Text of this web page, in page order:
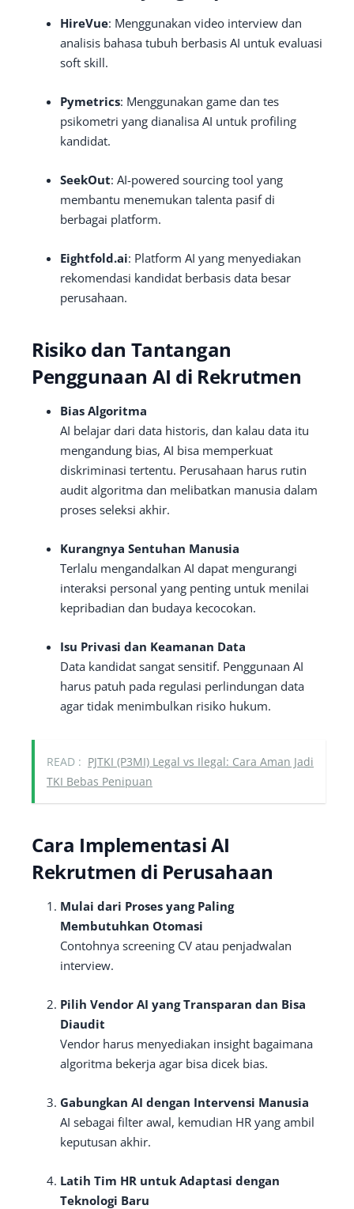
HireVue: Menggunakan video interview dan
analisis bahasa tubuh berbasis AI untuk evaluasi
soft skill.
Pymetrics: Menggunakan game dan tes
psikometri yang dianalisa AI untuk profiling
kandidat.
SeekOut: AI-powered sourcing tool yang
membantu menemukan talenta pasif di
berbagai platform.
Eightfold.ai: Platform AI yang menyediakan
rekomendasi kandidat berbasis data besar
perusahaan.
Risiko dan Tantangan
Penggunaan AI di Rekrutmen
Bias Algoritma
AI belajar dari data historis, dan kalau data itu
mengandung bias, AI bisa memperkuat
diskriminasi tertentu. Perusahaan harus rutin
audit algoritma dan melibatkan manusia dalam
proses seleksi akhir.
Kurangnya Sentuhan Manusia
Terlalu mengandalkan AI dapat mengurangi
interaksi personal yang penting untuk menilai
kepribadian dan budaya kecocokan.
Isu Privasi dan Keamanan Data
Data kandidat sangat sensitif. Penggunaan AI
harus patuh pada regulasi perlindungan data
agar tidak menimbulkan risiko hukum.
READ : PJTKI (P3MI) Legal vs Ilegal: Cara Aman Jadi
TKI Bebas Penipuan
Cara Implementasi AI
Rekrutmen di Perusahaan
Mulai dari Proses yang Paling
Membutuhkan Otomasi
Contohnya screening CV atau penjadwalan
interview.
Pilih Vendor AI yang Transparan dan Bisa
Diaudit
Vendor harus menyediakan insight bagaimana
algoritma bekerja agar bisa dicek bias.
Gabungkan AI dengan Intervensi Manusia
AI sebagai filter awal, kemudian HR yang ambil
keputusan akhir.
Latih Tim HR untuk Adaptasi dengan
Teknologi Baru